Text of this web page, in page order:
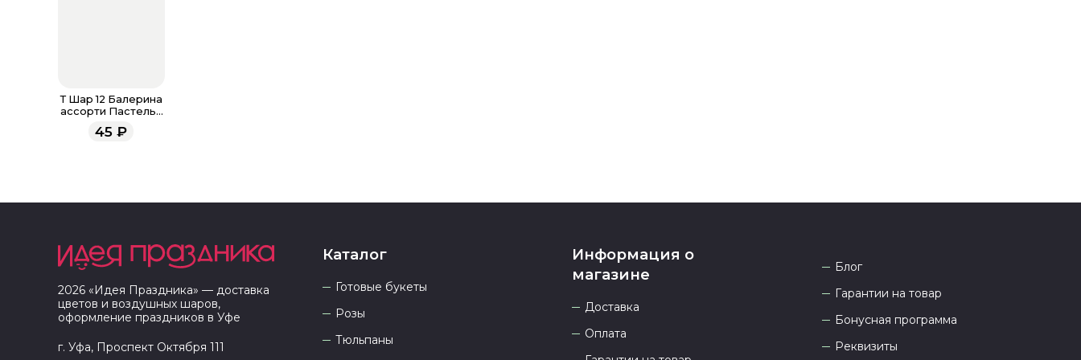
Т Шар 12 Балерина
ассорти Пастель /
30 см
45 ₽
2026 «Идея Праздника» — доставка
цветов и воздушных шаров,
оформление праздников в Уфе
г. Уфа, Проспект Октября 111
Каталог
Готовые букеты
Розы
Тюльпаны
Информация о
магазине
Доставка
Оплата
Блог
Гарантии на товар
Бонусная программа
Реквизиты